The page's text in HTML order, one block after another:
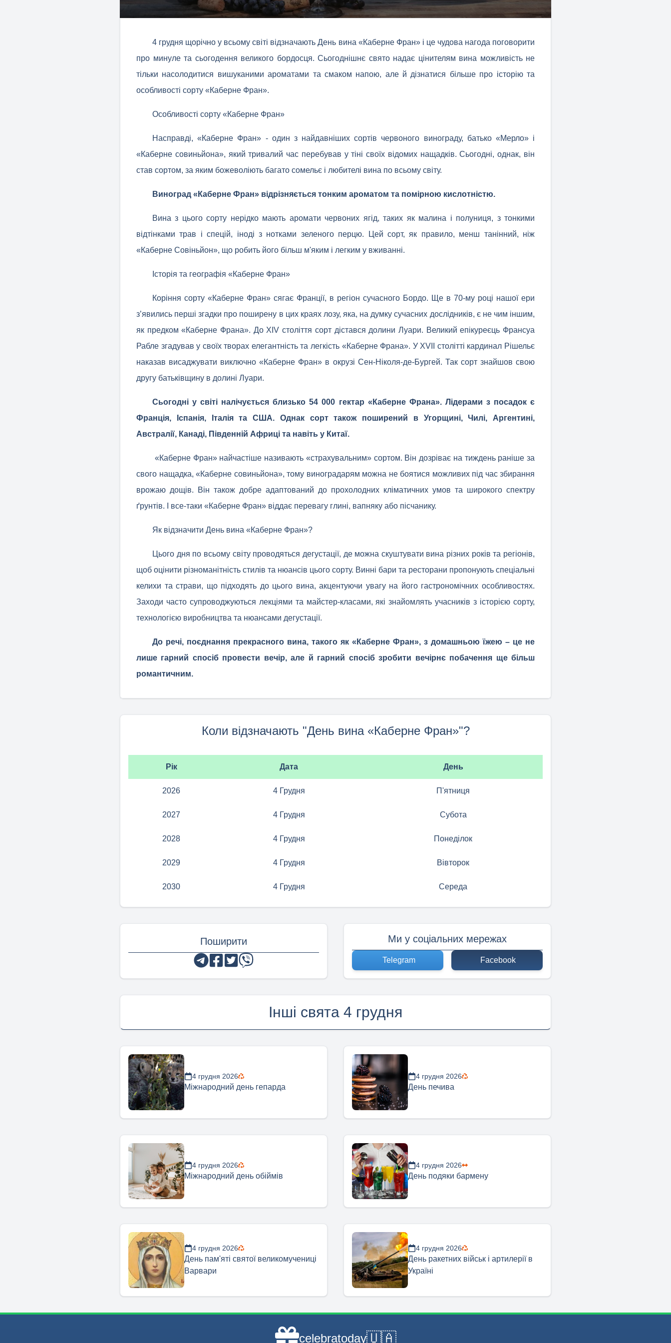
4 грудня щорічно у всьому світі відзначають День вина «Каберне Фран» і це чудова нагода поговорити
про минуле та сьогодення великого бордосця. Сьогоднішнє свято надає цінителям вина можливість не
тільки насолодитися вишуканими ароматами та смаком напою, але й дізнатися більше про історію та
особливості сорту «Каберне Фран».
Особливості сорту «Каберне Фран»
Насправді, «Каберне Фран» - один з найдавніших сортів червоного винограду, батько «Мерло» і
«Каберне совиньйона», який тривалий час перебував у тіні своїх відомих нащадків. Сьогодні, однак, він
став сортом, за яким божеволіють багато сомельє і любителі вина по всьому світу.
Виноград «Каберне Фран» відрізняється тонким ароматом та помірною кислотністю.
Вина з цього сорту нерідко мають аромати червоних ягід, таких як малина і полуниця, з тонкими
відтінками трав і спецій, іноді з нотками зеленого перцю. Цей сорт, як правило, менш танінний, ніж
«Каберне Совіньйон», що робить його більш м'яким і легким у вживанні.
Історія та географія «Каберне Фран»
Коріння сорту «Каберне Фран» сягає Франції, в регіон сучасного Бордо. Ще в 70-му році нашої ери
з’явились перші згадки про поширену в цих краях лозу, яка, на думку сучасних дослідників, є не чим іншим,
як предком «Каберне Франа». До XIV століття сорт дістався долини Луари. Великий епікуреєць Франсуа
Рабле згадував у своїх творах елегантність та легкість «Каберне Франа». У XVII столітті кардинал Рішельє
наказав висаджувати виключно «Каберне Фран» в окрузі Сен-Ніколя-де-Бургей. Так сорт знайшов свою
другу батьківщину в долині Луари.
Сьогодні у світі налічується близько 54 000 гектар «Каберне Франа». Лідерами з посадок є
Франція, Іспанія, Італія та США. Однак сорт також поширений в Угорщині, Чилі, Аргентині,
Австралії, Канаді, Південній Африці та навіть у Китаї.
«Каберне Фран» найчастіше називають «страхувальним» сортом. Він дозріває на тиждень раніше за
свого нащадка, «Каберне совиньйона», тому виноградарям можна не боятися можливих під час збирання
врожаю дощів. Він також добре адаптований до прохолодних кліматичних умов та широкого спектру
ґрунтів. І все-таки «Каберне Фран» віддає перевагу глині, вапняку або пісчанику.
Як відзначити День вина «Каберне Фран»?
Цього дня по всьому світу проводяться дегустації, де можна скуштувати вина різних років та регіонів,
щоб оцінити різноманітність стилів та нюансів цього сорту. Винні бари та ресторани пропонують спеціальні
келихи та страви, що підходять до цього вина, акцентуючи увагу на його гастрономічних особливостях.
Заходи часто супроводжуються лекціями та майстер-класами, які знайомлять учасників з історією сорту,
технологією виробництва та нюансами дегустації.
До речі, поєднання прекрасного вина, такого як «Каберне Фран», з домашньою їжею – це не
лише гарний спосіб провести вечір, але й гарний спосіб зробити вечірнє побачення ще більш
романтичним.
Коли відзначають "День вина «Каберне Фран»"?
Рік Дата День
2026 4 Грудня П'ятниця
2027 4 Грудня Субота
2028 4 Грудня Понеділок
2029 4 Грудня Вівторок
2030 4 Грудня Середа
Поширити Ми у соціальних мережах
Telegram Facebook
Інші свята 4 грудня
4 грудня 2026
Міжнародний день гепарда
4 грудня 2026
День печива
4 грудня 2026
Міжнародний день обіймів
4 грудня 2026
День подяки бармену
4 грудня 2026
День пам'яті святої великомучениці
Варвари
4 грудня 2026
День ракетних військ і артилерії в
Україні
celebratoday🇺🇦